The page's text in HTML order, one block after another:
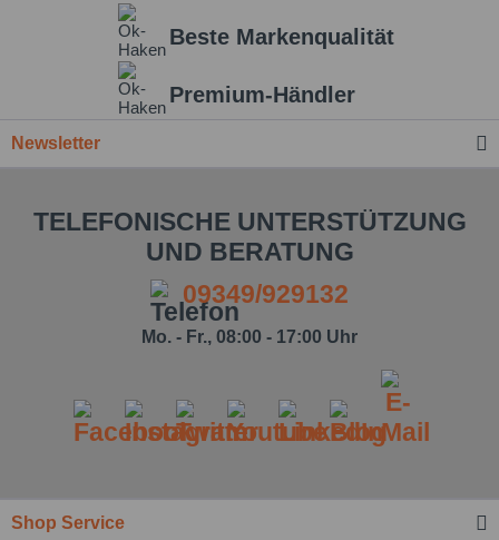
Beste Markenqualität
Premium-Händler
Newsletter
TELEFONISCHE UNTERSTÜTZUNG
UND BERATUNG
09349/929132
Mo. - Fr., 08:00 - 17:00 Uhr
Shop Service